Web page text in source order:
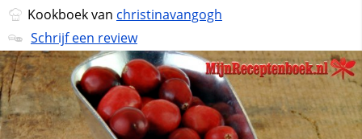
Kookboek van christinavangogh
Schrijf een review